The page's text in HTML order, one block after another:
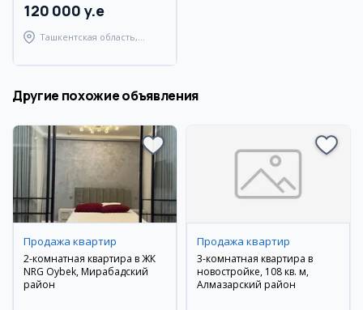
120 000 y.e
Ташкентская область,
Другие похожие объявления
Продажа квартир
2-комнатная квартира в ЖК
NRG Oybek, Мирабадский
район
Продажа квартир
3-комнатная квартира в
новостройке, 108 кв. м,
Алмазарский район